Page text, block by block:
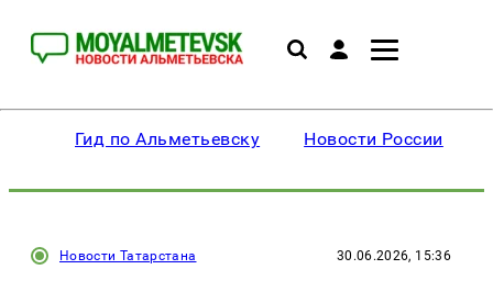
Гид по Альметьевску Новости России
Новости Татарстана 30.06.2026, 15:36